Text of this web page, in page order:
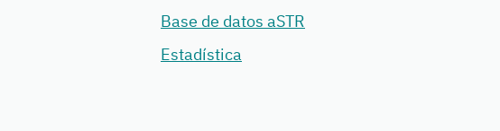
Base de datos aSTR
Estadística